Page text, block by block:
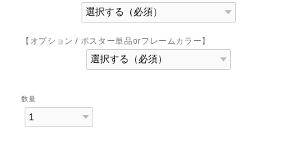
【オプション / ポスター単品orフレームカラー】
数量